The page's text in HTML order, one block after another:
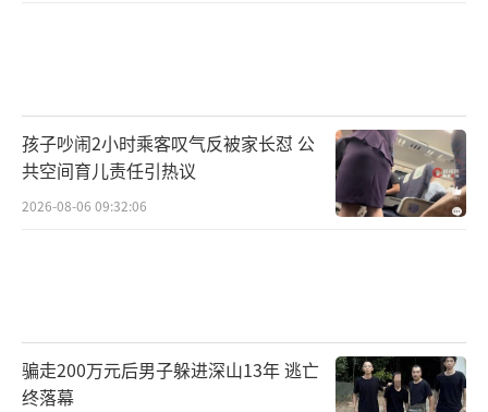
孩子吵闹2小时乘客叹气反被家长怼 公
共空间育儿责任引热议
2026-08-06 09:32:06
骗走200万元后男子躲进深山13年 逃亡
终落幕